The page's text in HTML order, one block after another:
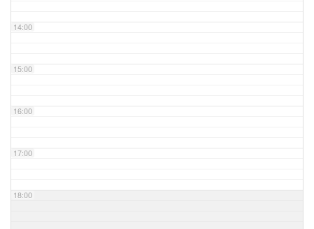
14:00
15:00
16:00
17:00
18:00